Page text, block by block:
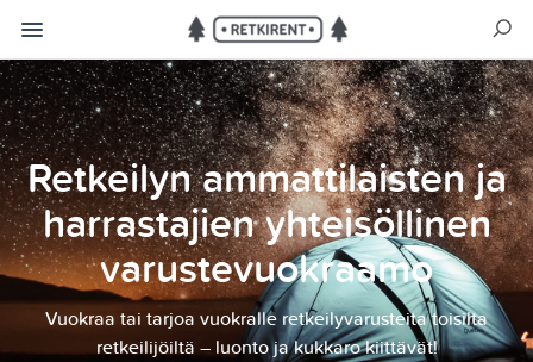
Retkeilyn ammattilaisten ja
harrastajien yhteisöllinen
varustevuokraamo
Vuokraa tai tarjoa vuokralle retkeilyvarusteita toisilta
retkeilijöiltä – luonto ja kukkaro kiittävät!